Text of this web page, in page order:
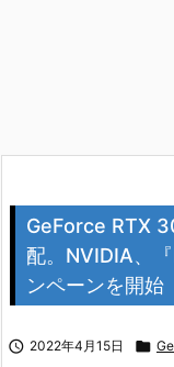
GeForce RTX
配。NVIDIA、
ンペーンを開始
 2022年4月15日 